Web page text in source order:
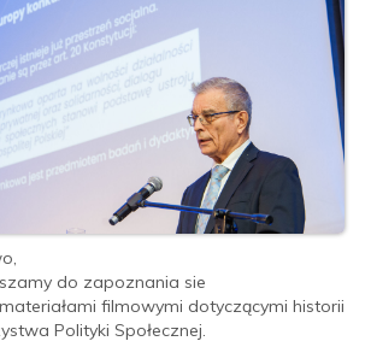
do zapoznania sie
filmowymi dotyczącymi historii
Polityki Społecznej.